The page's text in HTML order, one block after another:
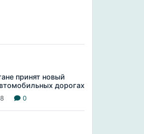
принят новый
дорогах
0